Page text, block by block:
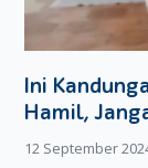
bahan isian
Dengan
segitiga,
Ambil
Ini
Hamil,
12 September